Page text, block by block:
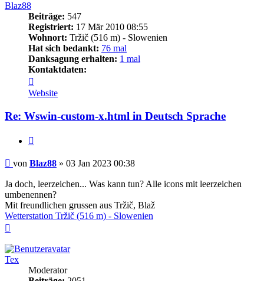
Blaz88
Beiträge: 547
Registriert: 17 Mär 2010 08:55
Wohnort: Tržič (516 m) - Slowenien
Hat sich bedankt: 76 mal
Danksagung erhalten: 1 mal
Kontaktdaten:
von
Blaz88
Website
Re: Wswin-custom-x.html in Deutsch Sprache
Beitrag
von Blaz88 » 03 Jan 2023 00:38
Ja doch, leerzeichen... Was kann tun? Alle icons mit leerzeichen
umbenennen?
Mit freundlichen grussen aus Tržič, Blaž
Wetterstation Tržič (516 m) - Slowenien
Tex
Moderator